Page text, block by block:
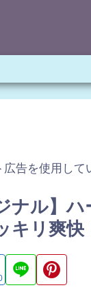
告を使用して
ナル】
キリ爽快